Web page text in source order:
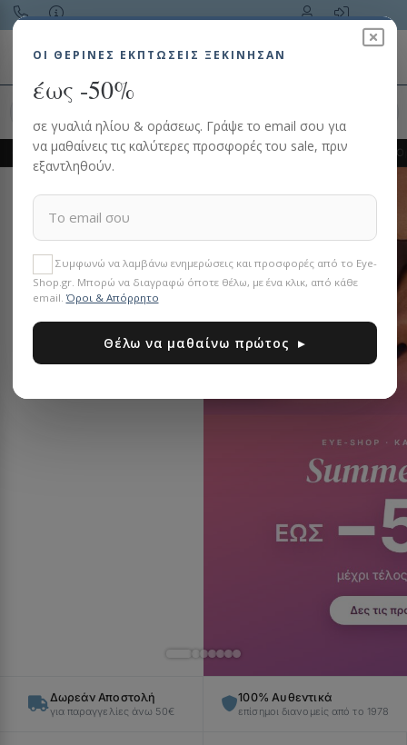
ΟΙ ΘΕΡΙΝΈΣ ΕΚΠΤΏΣΕΙΣ ΞΕΚΙΝΗΣΑΝ
έως -50%
σε γυαλιά ηλίου & οράσεως. Γράψε το email σου για
να μαθαίνεις τις καλύτερες προσφορές του sale, πριν
εξαντληθούν.
Συμφωνώ να λαμβάνω ενημερώσεις και προσφορές από το Eye-
Shop.gr. Μπορώ να διαγραφώ όποτε θέλω, με ένα κλικ, από κάθε
email. Όροι & Απόρρητο
Θέλω να μαθαίνω πρώτος ▸
Toggle navigation
Εξόφληση με Klarna ·3 άτοκες δόσειςμε χρεωστική Σκελετός
Δωρεάν Αποστολή
για παραγγελίες άνω 50€
100% Αυθεντικά
επίσημοι διανομείς από το 1978